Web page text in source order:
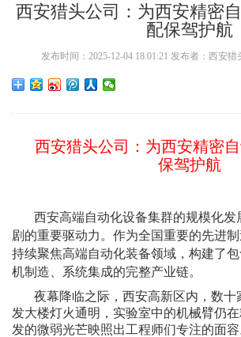
西安猎头公司：为西安精密
配保驾护航
发布时间：2025-12-04 18:01:21 发布者：西安
西安猎头公司：为西安精密
保驾护航
西安高端自动化设备集群的规模化
剧的重要驱动力。作为全国重要的先进
持续聚焦高端自动化装备领域，构建了
机制造、系统集成的完整产业链。
夜幕降临之际，西安高新区内，数
发大楼灯火通明，实验室中的机械臂仍
发的微弱光芒映照出工程师们专注的面